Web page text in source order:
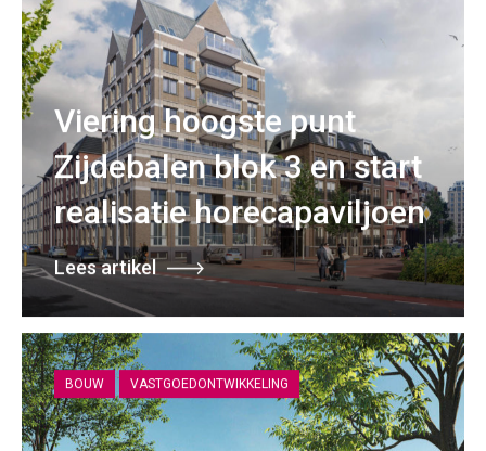
Viering hoogste punt
Zijdebalen blok 3 en start
realisatie horecapaviljoen
Lees artikel
BOUW VASTGOEDONTWIKKELING